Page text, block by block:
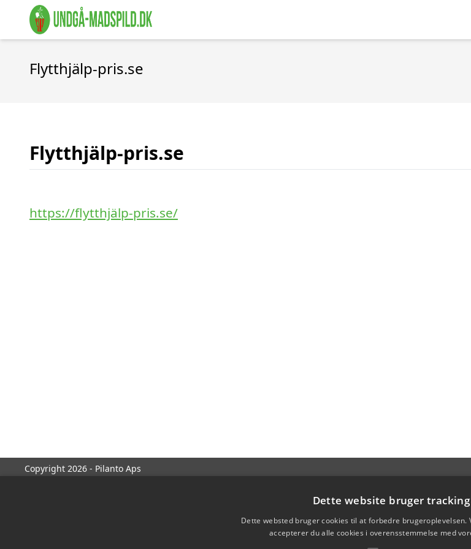
Flytthjälp-pris.se
Flytthjälp-pris.se
https://flytthjälp-pris.se/
Copyright 2026 - Pilanto Aps
Dette website bruger
Dette websted bruger cookies til at forbedre brugeroplevelsen.
accepterer du alle cookies i overensstemmelse med